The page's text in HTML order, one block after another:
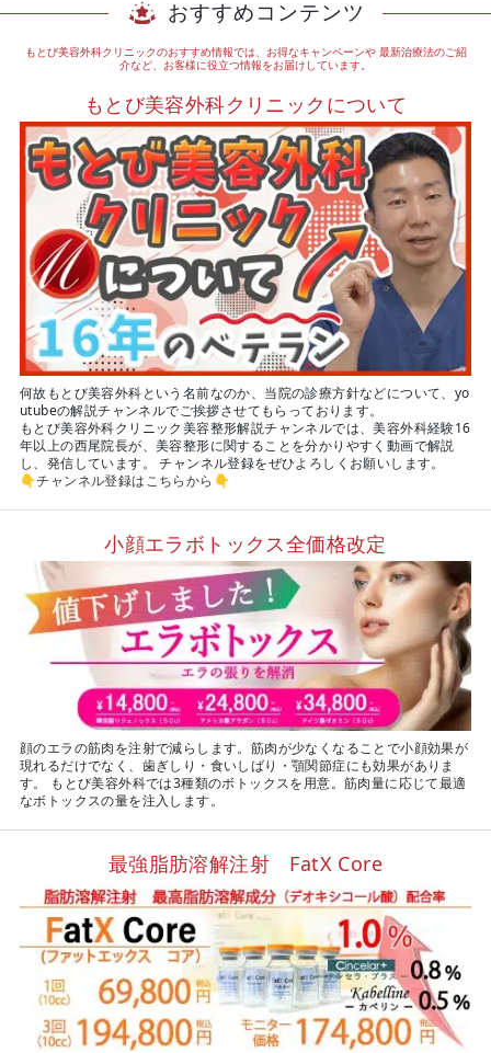
おすすめコンテンツ
もとび美容外科クリニックのおすすめ情報では、お得なキャンペーンや最新治療法のご紹
介など、お客様に役立つ情報をお届けしています。
もとび美容外科クリニックについて
何故もとび美容外科という名前なのか、当院の診療方針などについて、yo
utubeの解説チャンネルでご挨拶させてもらっております。
もとび美容外科クリニック美容整形解説チャンネルでは、美容外科経験16
年以上の西尾院長が、美容整形に関することを分かりやすく動画で解説
し、発信しています。 チャンネル登録をぜひよろしくお願いします。
👇チャンネル登録はこちらから 👇
小顔エラボトックス全価格改定
顔のエラの筋肉を注射で減らします。筋肉が少なくなることで小顔効果が
現れるだけでなく、歯ぎしり・食いしばり・顎関節症にも効果がありま
す。 もとび美容外科では3種類のボトックスを用意。筋肉量に応じて最適
なボトックスの量を注入します。
最強脂肪溶解注射 FatX Core